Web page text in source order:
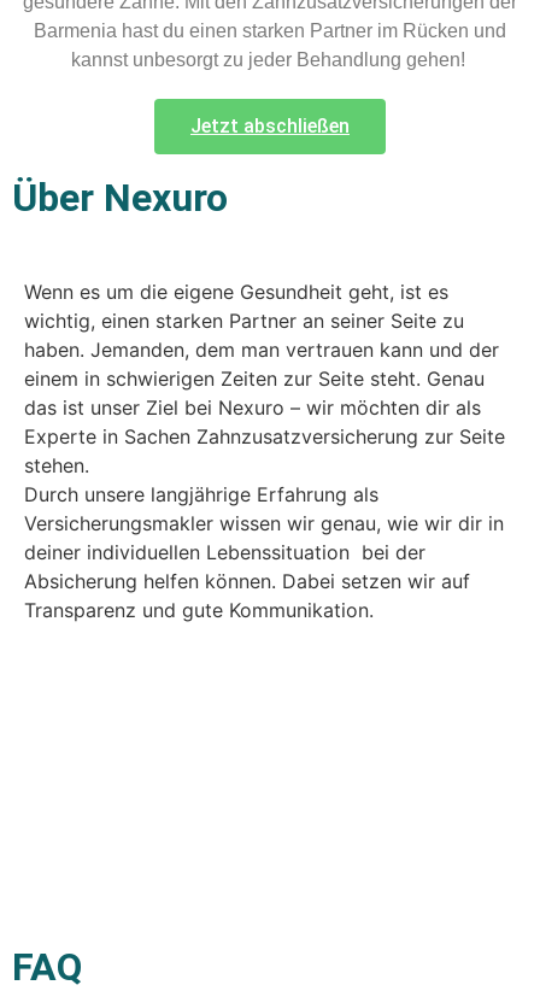
Barmenia hast du einen starken Partner im Rücken und
kannst unbesorgt zu jeder Behandlung gehen!
Jetzt abschließen
Über Nexuro
Wenn es um die eigene Gesundheit geht, ist es
wichtig, einen starken Partner an seiner Seite zu
haben. Jemanden, dem man vertrauen kann und der
einem in schwierigen Zeiten zur Seite steht. Genau
das ist unser Ziel bei Nexuro – wir möchten dir als
Experte in Sachen Zahnzusatzversicherung zur Seite
stehen.
Durch unsere langjährige Erfahrung als
Versicherungsmakler wissen wir genau, wie wir dir in
deiner individuellen Lebenssituation bei der
Absicherung helfen können. Dabei setzen wir auf
Transparenz und gute Kommunikation.
FAQ